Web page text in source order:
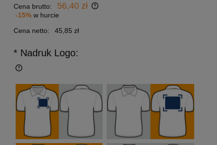
Cena brutto: 56,40 zł
-15% w hurcie
Cena netto:
45,85 zł
* Nadruk Logo: